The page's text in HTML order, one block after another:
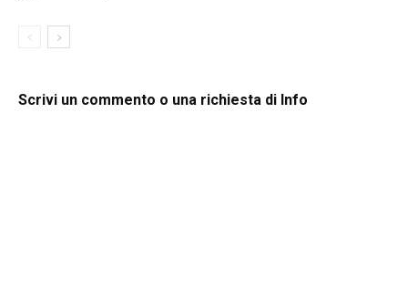
Scrivi un commento o una richiesta di Info